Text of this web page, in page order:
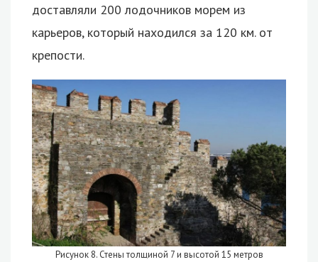
доставляли 200 лодочников морем из
карьеров, который находился за 120 км. от
крепости.
Рисунок 8. Стены толщиной 7 и высотой 15 метров